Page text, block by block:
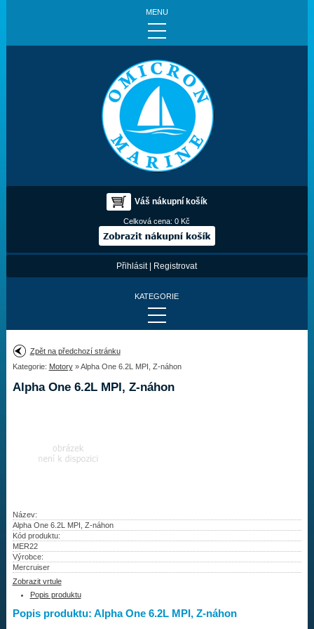
MENU
Váš nákupní košík
Celková cena:0 Kč
Přihlásit| Registrovat
KATEGORIE
Provedení:
Výrobce:
Najít vrtuli
Vrtule
Redukční pouzdra XHS
Kontakty
Aktuality
Zpět na předchozí stránku
Kategorie: Motory» Alpha One 6.2L MPI, Z-náhon
Alpha One 6.2L MPI, Z-náhon
Název:
Alpha One 6.2L MPI, Z-náhon
Kód produktu:
MER22
Výrobce:
Mercruiser
Zobrazit vrtule
Popis produktu
Popis produktu: Alpha One 6.2L MPI, Z-náhon